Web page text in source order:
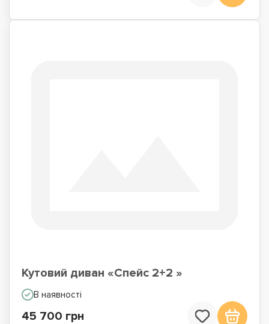
Кутовий диван «Спейс 2+2 »
В наявності
45 700 грн